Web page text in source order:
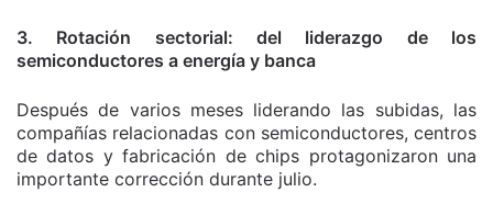
3. Rotación sectorial: del liderazgo de los
semiconductores a energía y banca
Después de varios meses liderando las subidas, las
compañías relacionadas con semiconductores, centros
de datos y fabricación de chips protagonizaron una
importante corrección durante julio.